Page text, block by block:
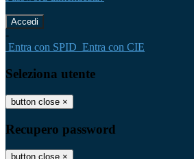
-
Entra con SPID Entra con CIE
Seleziona utente
button close ×
Recupero password
button close ×